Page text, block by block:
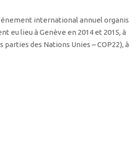
international annuel
eu lieu à Genève en 2014 et 2015, à
des Nations Unies – COP22),